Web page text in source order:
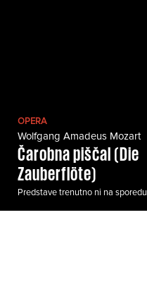
OPERA
Wolfgang Amadeus Mozart
Čarobna piščal (Die
Zauberflöte)
Predstave trenutno ni na sporedu